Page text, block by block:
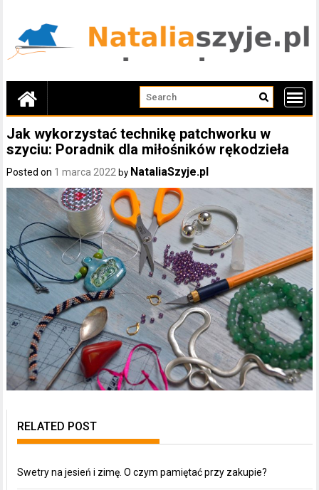
content
Jak wykorzystać technikę patchworku w
szyciu: Poradnik dla miłośników rękodzieła
Posted on 1 marca 2022 by NataliaSzyje.pl
RELATED POST
Swetry na jesień i zimę. O czym pamiętać przy zakupie?